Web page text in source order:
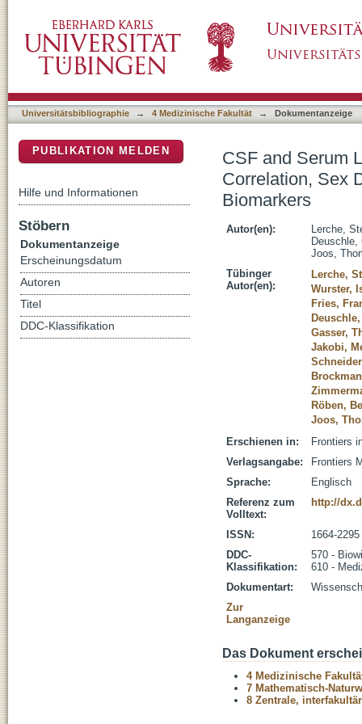
Association With Neurodegenerative
Universitätsbibliographie → 4 Medizinische Fakultät → Dokumentanzeige
CSF and Serum
Correlation, Sex
Biomarkers
Autor(en):
Lerche,
Deuschle,
Joos,
Tübinger
Autor(en):
Lerche,
Wurster,
Fries,
Gasser,
Jakobi,
Röben,
Joos,
Erschienen in:
Frontiers
Verlagsangabe:
Frontiers
Sprache:
Englisch
Referenz zum
Volltext:
http://
ISSN:
1664-2295
DDC-
Klassifikation:
570 -
610 -
Dokumentart:
Zur
Langanzeige
Das Dokument
4 Medizinische
7 Mathematisch-
8 Zentrale,
PUBLIKATION MELDEN
Hilfe und Informationen
Stöbern
Dokumentanzeige
Erscheinungsdatum
Autoren
Titel
DDC-Klassifikation